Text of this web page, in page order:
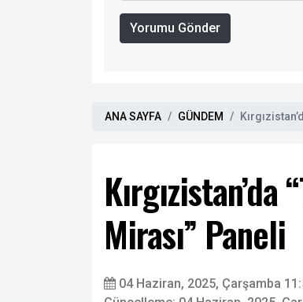
Yorumu Gönder
ANA SAYFA GÜNDEM
Mirası” Paneli
04 Haziran, 2025, Çarşamba